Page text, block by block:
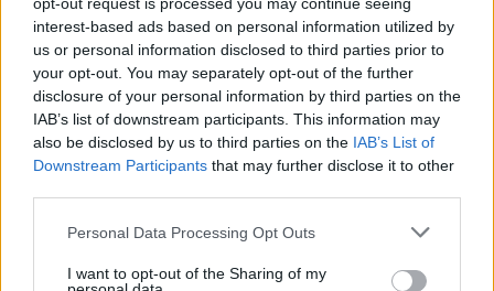
interest-based ads based on personal information utilized by
us or personal information disclosed to third parties prior to
your opt-out. You may separately opt-out of the further
disclosure of your personal information by third parties on the
IAB’s list of downstream participants. This information may
also be disclosed by us to third parties on the IAB’s List of
Downstream Participants that may further disclose it to other
Personal Data Processing Opt Outs
I want to opt-out of the Sharing of my
– savo žaidėjus gyrė A. Skerla.
Įdomu, kad startiniai vienuoliktukai abejose
rungtynėse skyrėsi gana ryškiai, o paklaustas,
kas nulėmė tokius sprendimus, treneris
atviravo, jog norėjosi tinkamai paskirstyti
krūvį visiems futbolininkams.